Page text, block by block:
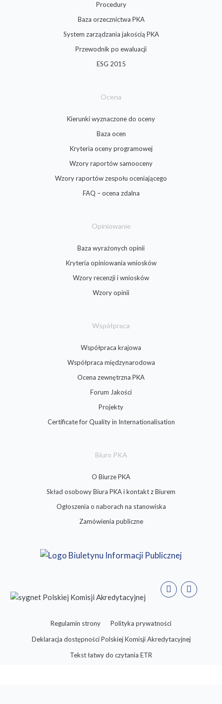
Procedury
Baza orzecznictwa PKA
System zarządzania jakością PKA
Przewodnik po ewaluacji
ESG 2015
Ocena
Kierunki wyznaczone do oceny
Baza ocen
Kryteria oceny programowej
Wzory raportów samooceny
Wzory raportów zespołu oceniającego
FAQ – ocena zdalna
Opiniowanie
Baza wyrażonych opinii
Kryteria opiniowania wniosków
Wzory recenzji i wniosków
Wzory opinii
Współpraca
Współpraca krajowa
Współpraca międzynarodowa
Ocena zewnętrzna PKA
Forum Jakości
Projekty
Certificate for Quality in Internationalisation
Biuro PKA
O Biurze PKA
Skład osobowy Biura PKA i kontakt z Biurem
Ogłoszenia o naborach na stanowiska
Zamówienia publiczne
Regulamin strony
Polityka prywatności
Deklaracja dostępności Polskiej Komisji Akredytacyjnej
Tekst łatwy do czytania ETR